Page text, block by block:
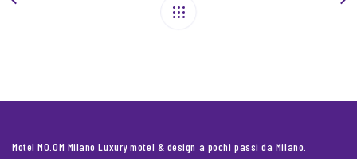
Motel MO.OM Milano Luxury motel & design a pochi passi da Milano.